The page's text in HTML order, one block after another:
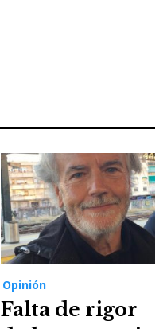
Opinión
Falta de rigor